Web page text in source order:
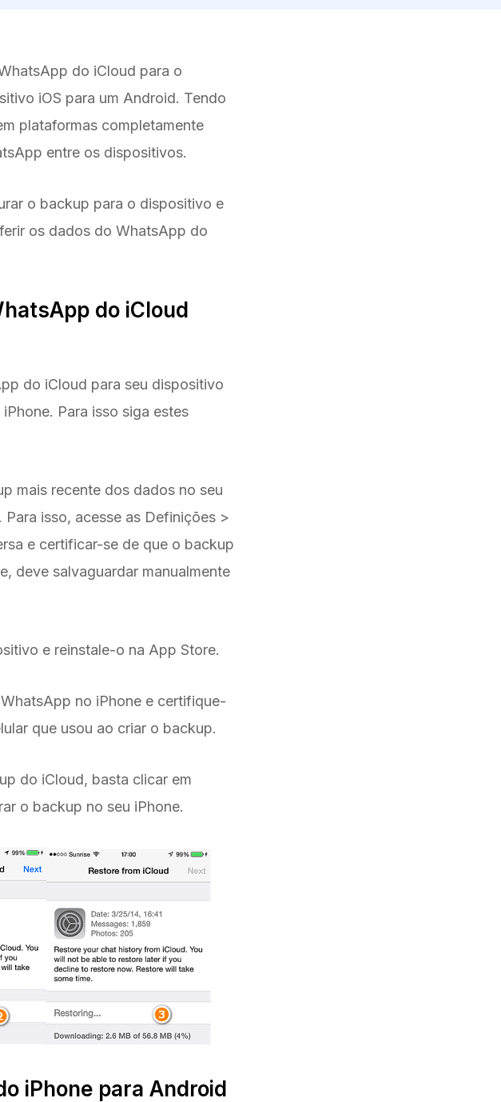
do iCloud para o
iOS para um Android. Tendo
plataformas completamente
entre os dispositivos.
o backup para o dispositivo e
os dados do WhatsApp do
do iCloud
do iCloud para seu dispositivo
Para isso siga estes
mais recente dos dados no seu
isso, acesse as Definições >
e certificar-se de que o backup
deve salvaguardar manualmente
e reinstale-o na App Store.
no iPhone e certifique-
que usou ao criar o backup.
do iCloud, basta clicar em
o backup no seu iPhone.
iPhone para Android